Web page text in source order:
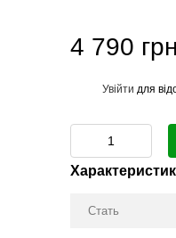
4 790 грн
Увійти для
Стать